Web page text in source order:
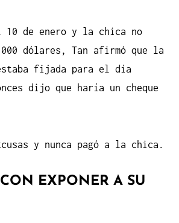
10 de enero y la chica no
dólares, Tan afirmó que la
fijada para el día
dijo que haría un cheque
y nunca pagó a la chica.
EXPONER A SU